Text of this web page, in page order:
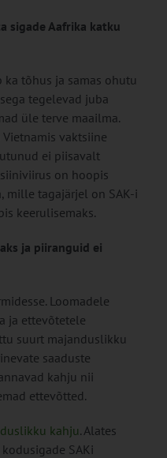
sigade Aafrika katku
tõhus ja samas ohutu
tegelevad juba
üle terve maailma.
vaktsiine
ei piisavalt
on hoopis
mille tagajärjel on SAK-i
keerulisemaks.
ja piiranguid ei
Loomadele
ja ettevõtetele
suurt majanduslikku
saaduste
kahju nii
ettevõtted.
kahju. Alates
SAKi